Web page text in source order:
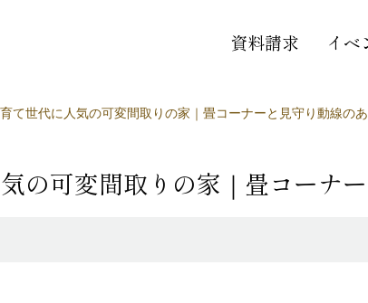
資料請求 イベ
育て世代に人気の可変間取りの家｜畳コーナーと見守り動線の
の可変間取りの家｜畳コーナ